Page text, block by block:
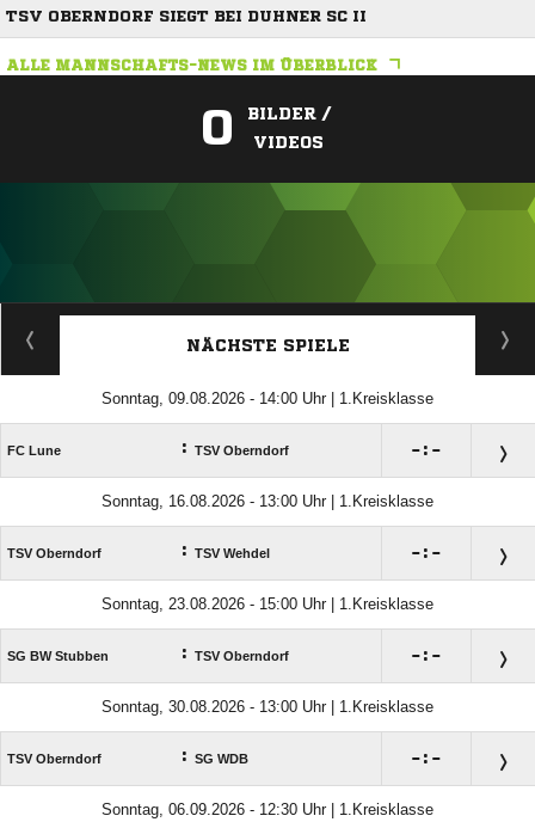
TSV OBERNDORF SIEGT BEI DUHNER SC II
ALLE MANNSCHAFTS-NEWS IM ÜBERBLICK
0
BILDER /
VIDEOS
ANZEIGE
NÄCHSTE SPIELE
Sonntag, 09.08.2026 - 14:00 Uhr | 1.Kreisklasse
FC Lune : TSV Oberndorf : 
Sonntag, 16.08.2026 - 13:00 Uhr | 1.Kreisklasse
TSV Oberndorf : TSV Wehdel : 
Sonntag, 23.08.2026 - 15:00 Uhr | 1.Kreisklasse
SG BW Stubben : TSV Oberndorf : 
Sonntag, 30.08.2026 - 13:00 Uhr | 1.Kreisklasse
TSV Oberndorf : SG WDB : 
Sonntag, 06.09.2026 - 12:30 Uhr | 1.Kreisklasse